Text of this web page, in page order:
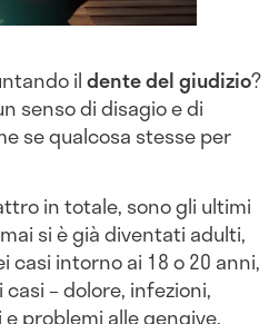
ildente del giudizio?
senso di disagio e di
se qualcosa stesse per
in totale, sono gli ultimi
si è già diventati adulti,
casi intorno ai 18 o 20 anni,
– dolore, infezioni,
problemi alle gengive.